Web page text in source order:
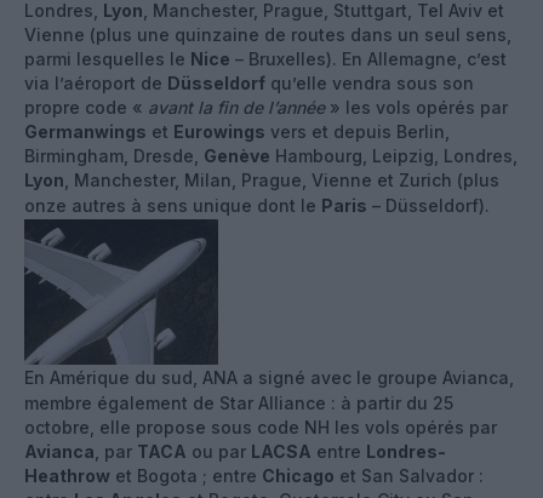
Londres, Lyon , Manchester, Prague, Stuttgart, Tel Aviv et
Vienne (plus une quinzaine de routes dans un seul sens,
parmi lesquelles le Nice – Bruxelles). En Allemagne, c’est
via l’aéroport de Düsseldorf qu’elle vendra sous son
propre code « avant la fin de l’année» les vols opérés par
Germanwings et Eurowings vers et depuis Berlin,
Birmingham, Dresde, Genève Hambourg, Leipzig, Londres,
Lyon , Manchester, Milan, Prague, Vienne et Zurich (plus
onze autres à sens unique dont le Paris – Düsseldorf).
En Amérique du sud, ANA a signé avec le groupe Avianca,
membre également de Star Alliance : à partir du 25
octobre, elle propose sous code NH les vols opérés par
Avianca , par TACA ou par LACSA entre Londres-
Heathrow et Bogota ; entre Chicago et San Salvador :